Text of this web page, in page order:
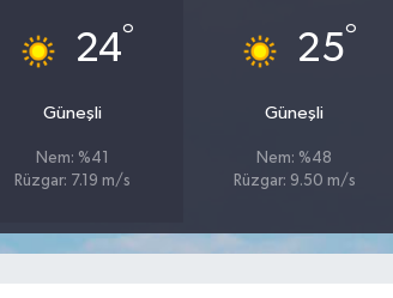
24°
Güneşli
Nem: %41
Rüzgar: 7.19 m/s
25°
Güneşli
Nem: %48
Rüzgar: 9.50 m/s